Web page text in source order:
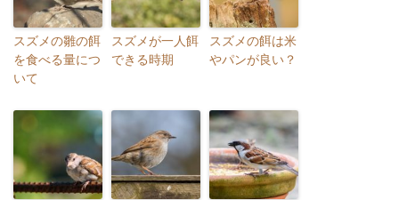
スズメの雛の餌
を食べる量につ
いて
スズメが一人餌
できる時期
スズメの餌は米
やパンが良い？